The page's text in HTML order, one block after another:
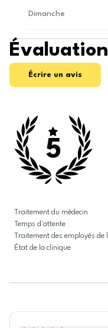
Dimanche
Écrire un avis
5
Traitement du médecin
Temps d'attente
Traitement des employés de
État de la clinique